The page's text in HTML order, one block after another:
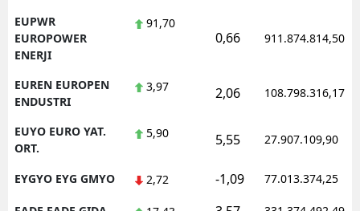
EUPWR
EUROPOWER
ENERJI
91,70
0,66 911.874.814,50
EUREN EUROPEN
ENDUSTRI
3,97 2,06 108.798.316,17
EUYO EURO YAT.
ORT.
5,90 5,55 27.907.109,90
EYGYO EYG GMYO 2,72 -1,09 77.013.374,25